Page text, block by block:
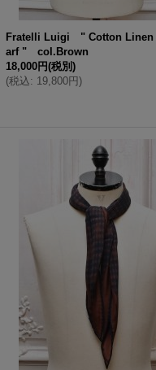
Fratelli Luigi " Cotton Linen
arf " col.Brown
18,000円(税別)
(税込: 19,800円)